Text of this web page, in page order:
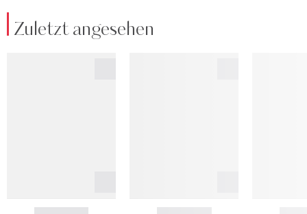
Zuletzt angesehen